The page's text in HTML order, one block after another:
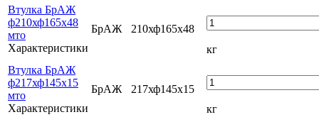
Втулка БрАЖ
ф210хф165х48
мто
Характеристики
БрАЖ
210хф165х48
кг
Втулка БрАЖ
ф217хф145х15
мто
Характеристики
БрАЖ
217хф145х15
кг